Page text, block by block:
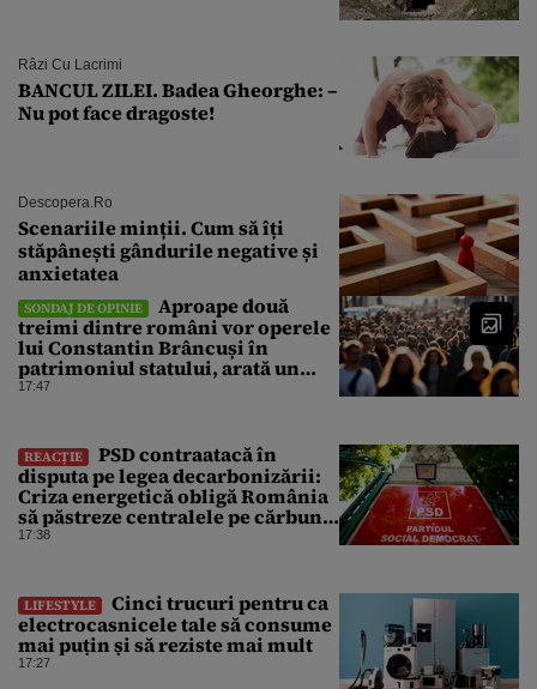
Râzi Cu Lacrimi
BANCUL ZILEI. Badea Gheorghe: –
Nu pot face dragoste!
Descopera.ro
Scenariile minții. Cum să îți
stăpânești gândurile negative și
anxietatea
SONDAJ DE OPINIE
Aproape două
treimi dintre români vor operele
lui Constantin Brâncuși în
patrimoniul statului, arată un
sondaj
17:47
REACȚIE
PSD contraatacă în
disputa pe legea decarbonizării:
Criza energetică obligă România
să păstreze centralele pe cărbune.
Bolojan, acuzat de duplicitate
17:38
LIFESTYLE
Cinci trucuri pentru ca
electrocasnicele tale să consume
mai puțin și să reziste mai mult
17:27